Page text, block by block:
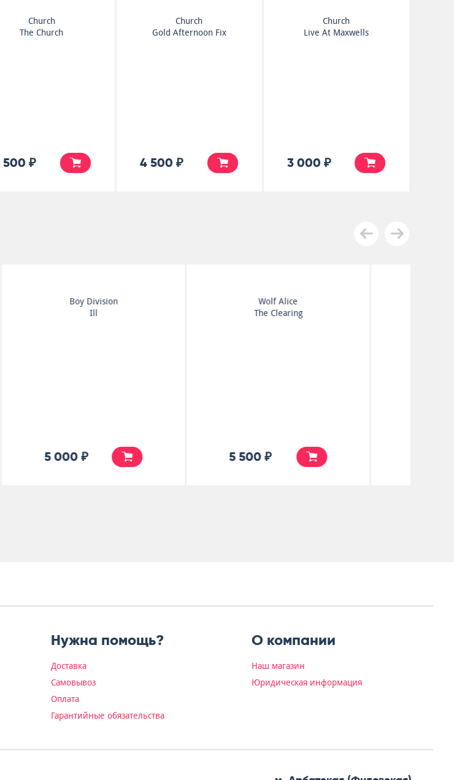
Church
The Church
500 ₽
Church
Gold Afternoon Fix
4 500 ₽
Church
Live At Maxwells
3 000 ₽
Twenty One Pilots
5 990 ₽
Mac Demarco
5 500 ₽
Нужна помощь?
Доставка
Самовывоз
Оплата
Гарантийные обязательства
О компании
Наш магазин
Юридическая информация